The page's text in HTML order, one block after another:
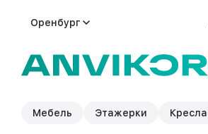
Оренбург
Мебель Этажерки Кресла